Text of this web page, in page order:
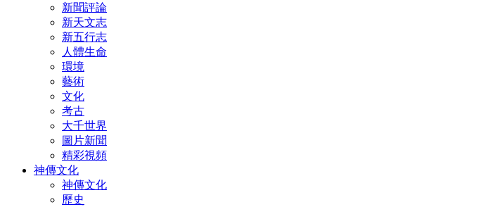
新聞評論
新天文志
新五行志
人體生命
環境
藝術
文化
考古
大千世界
圖片新聞
精彩視頻
神傳文化
神傳文化
歷史